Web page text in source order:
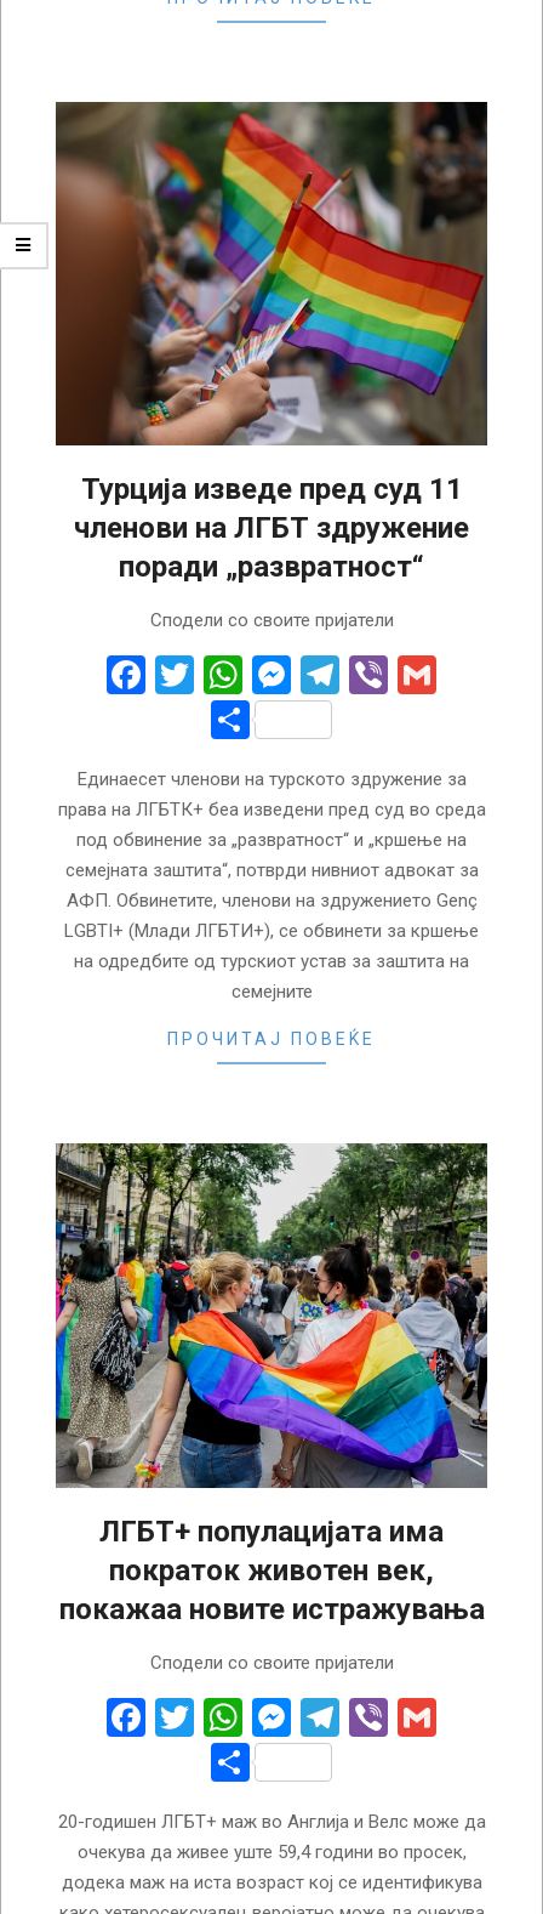
Турција изведе пред суд 11
членови на ЛГБТ здружение
поради „развратност“
Сподели со своите пријатели
Facebook
Twitter
WhatsApp
Messenger
Telegram
Viber
Share
Единаесет членови на турското здружение за
права на ЛГБТК+ беа изведени пред суд во среда
под обвинение за „развратност“ и „кршење на
семејната заштита“, потврди нивниот адвокат за
АФП. Обвинетите, членови на здружението Genç
LGBTI+ (Млади ЛГБТИ+), се обвинети за кршење
на одредбите од турскиот устав за заштита на
семејните
ПРОЧИТАЈ ПОВЕЌЕ
ЛГБT+ популацијата има
пократок животен век,
покажаа новите истражувања
Сподели со своите пријатели
Facebook
Twitter
WhatsApp
Messenger
Telegram
Viber
Share
20-годишен ЛГБТ+ маж во Англија и Велс може да
очекува да живее уште 59,4 години во просек,
додека маж на иста возраст кој се идентификува